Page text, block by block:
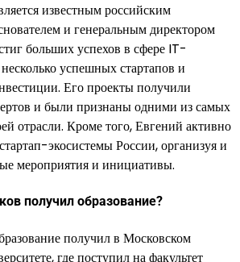
известным российским
и генеральным директором
больших успехов в сфере IT-
успешных стартапов и
Его проекты получили
и были признаны одними из самых
отрасли. Кроме того, Евгений активно
экосистемы России, организуя и
мероприятия и инициативы.
получил образование?
получил в Московском
где поступил на факультет